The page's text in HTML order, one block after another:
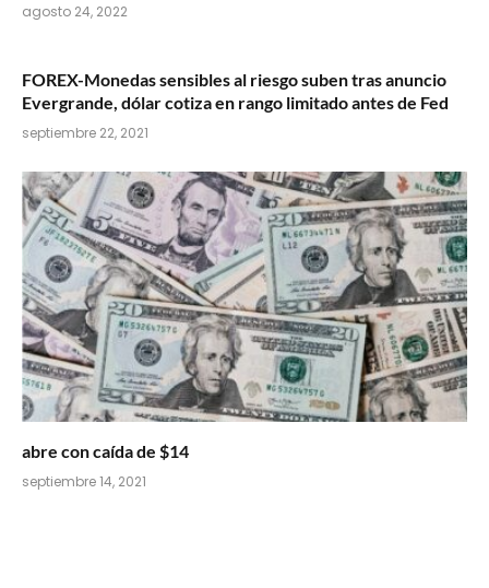
agosto 24, 2022
FOREX-Monedas sensibles al riesgo suben tras anuncio
Evergrande, dólar cotiza en rango limitado antes de Fed
septiembre 22, 2021
abre con caída de $14
septiembre 14, 2021